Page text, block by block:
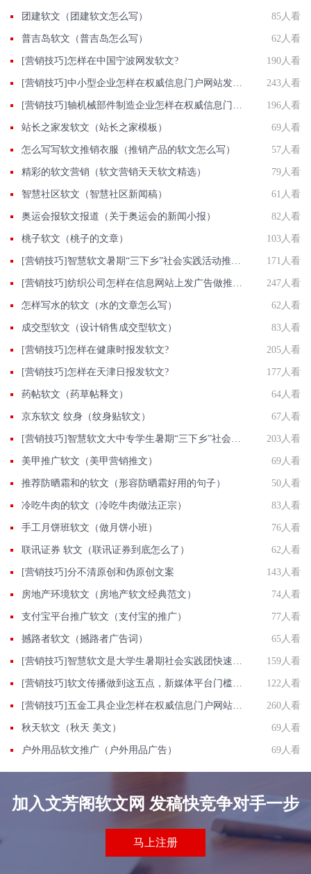
团建软文（团建软文怎么写） 85人看
普吉岛软文（普吉岛怎么写） 62人看
[营销技巧]怎样在中国宁波网发软文? 190人看
[营销技巧]中小型企业怎样在权威信息门户网站发稿? 243人看
[营销技巧]轴机械部件制造企业怎样在权威信息门户网站发稿? 196人看
站长之家发软文（站长之家模板） 69人看
怎么写写软文推销衣服（推销产品的软文怎么写） 57人看
精彩的软文营销（软文营销天天软文精选） 79人看
智慧社区软文（智慧社区新闻稿） 61人看
奥运会报软文报道（关于奥运会的新闻小报） 82人看
桃子软文（桃子的文章） 103人看
[营销技巧]智慧软文暑期“三下乡”社会实践活动推广稿件投递平台 171人看
[营销技巧]纺织公司怎样在信息网站上发广告做推广提高产品知名度呢 247人看
怎样写水的软文（水的文章怎么写） 62人看
成交型软文（设计销售成交型软文） 83人看
[营销技巧]怎样在健康时报发软文? 205人看
[营销技巧]怎样在天津日报发软文? 177人看
药帖软文（药草帖释文） 64人看
京东软文 纹身（纹身贴软文） 67人看
[营销技巧]智慧软文大中专学生暑期“三下乡”社会实践活动投稿发稿平台 203人看
美甲推广软文（美甲营销推文） 69人看
推荐防晒霜和的软文（形容防晒霜好用的句子） 50人看
冷吃牛肉的软文（冷吃牛肉做法正宗） 83人看
手工月饼班软文（做月饼小班） 76人看
联讯证券 软文（联讯证券到底怎么了） 62人看
[营销技巧]分不清原创和伪原创文案 143人看
房地产环境软文（房地产软文经典范文） 74人看
支付宝平台推广软文（支付宝的推广） 77人看
撼路者软文（撼路者广告词） 65人看
[营销技巧]智慧软文是大学生暑期社会实践团快速投稿发稿渠道 159人看
[营销技巧]软文传播做到这五点，新媒体平台门槛抬高成机遇 122人看
[营销技巧]五金工具企业怎样在权威信息门户网站发稿? 260人看
秋天软文（秋天 美文） 69人看
户外用品软文推广（户外用品广告） 69人看
加入文芳阁软文网 发稿快竞争对手一步
马上注册